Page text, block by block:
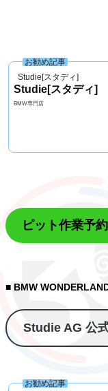
Studie[スタディ]
お勧め記事
Studie[スタディ]
BMW専門店
ピット作業予
■ BMW
Studie AG 公
お勧め記事